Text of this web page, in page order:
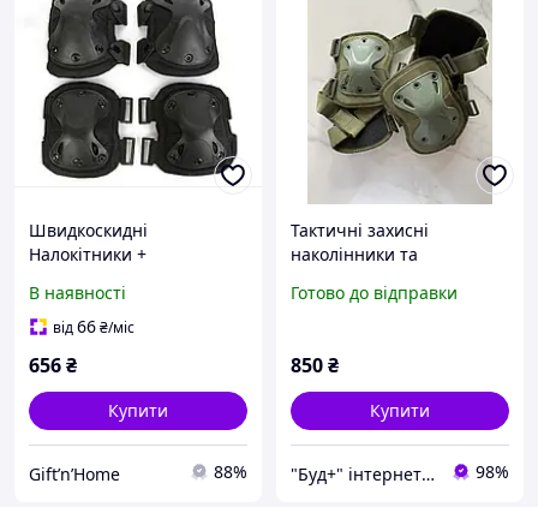
Швидкоскидні
Налокітники +
В наявності
від66₴/міс
656₴
Купити
Gift’n’Home 88%
Тактичні захисні
наколінники та
удароміцного пластику
Готово до відправки
850₴
Купити
"Буд+" інтернет-магазин інструментів та лебідок 98%